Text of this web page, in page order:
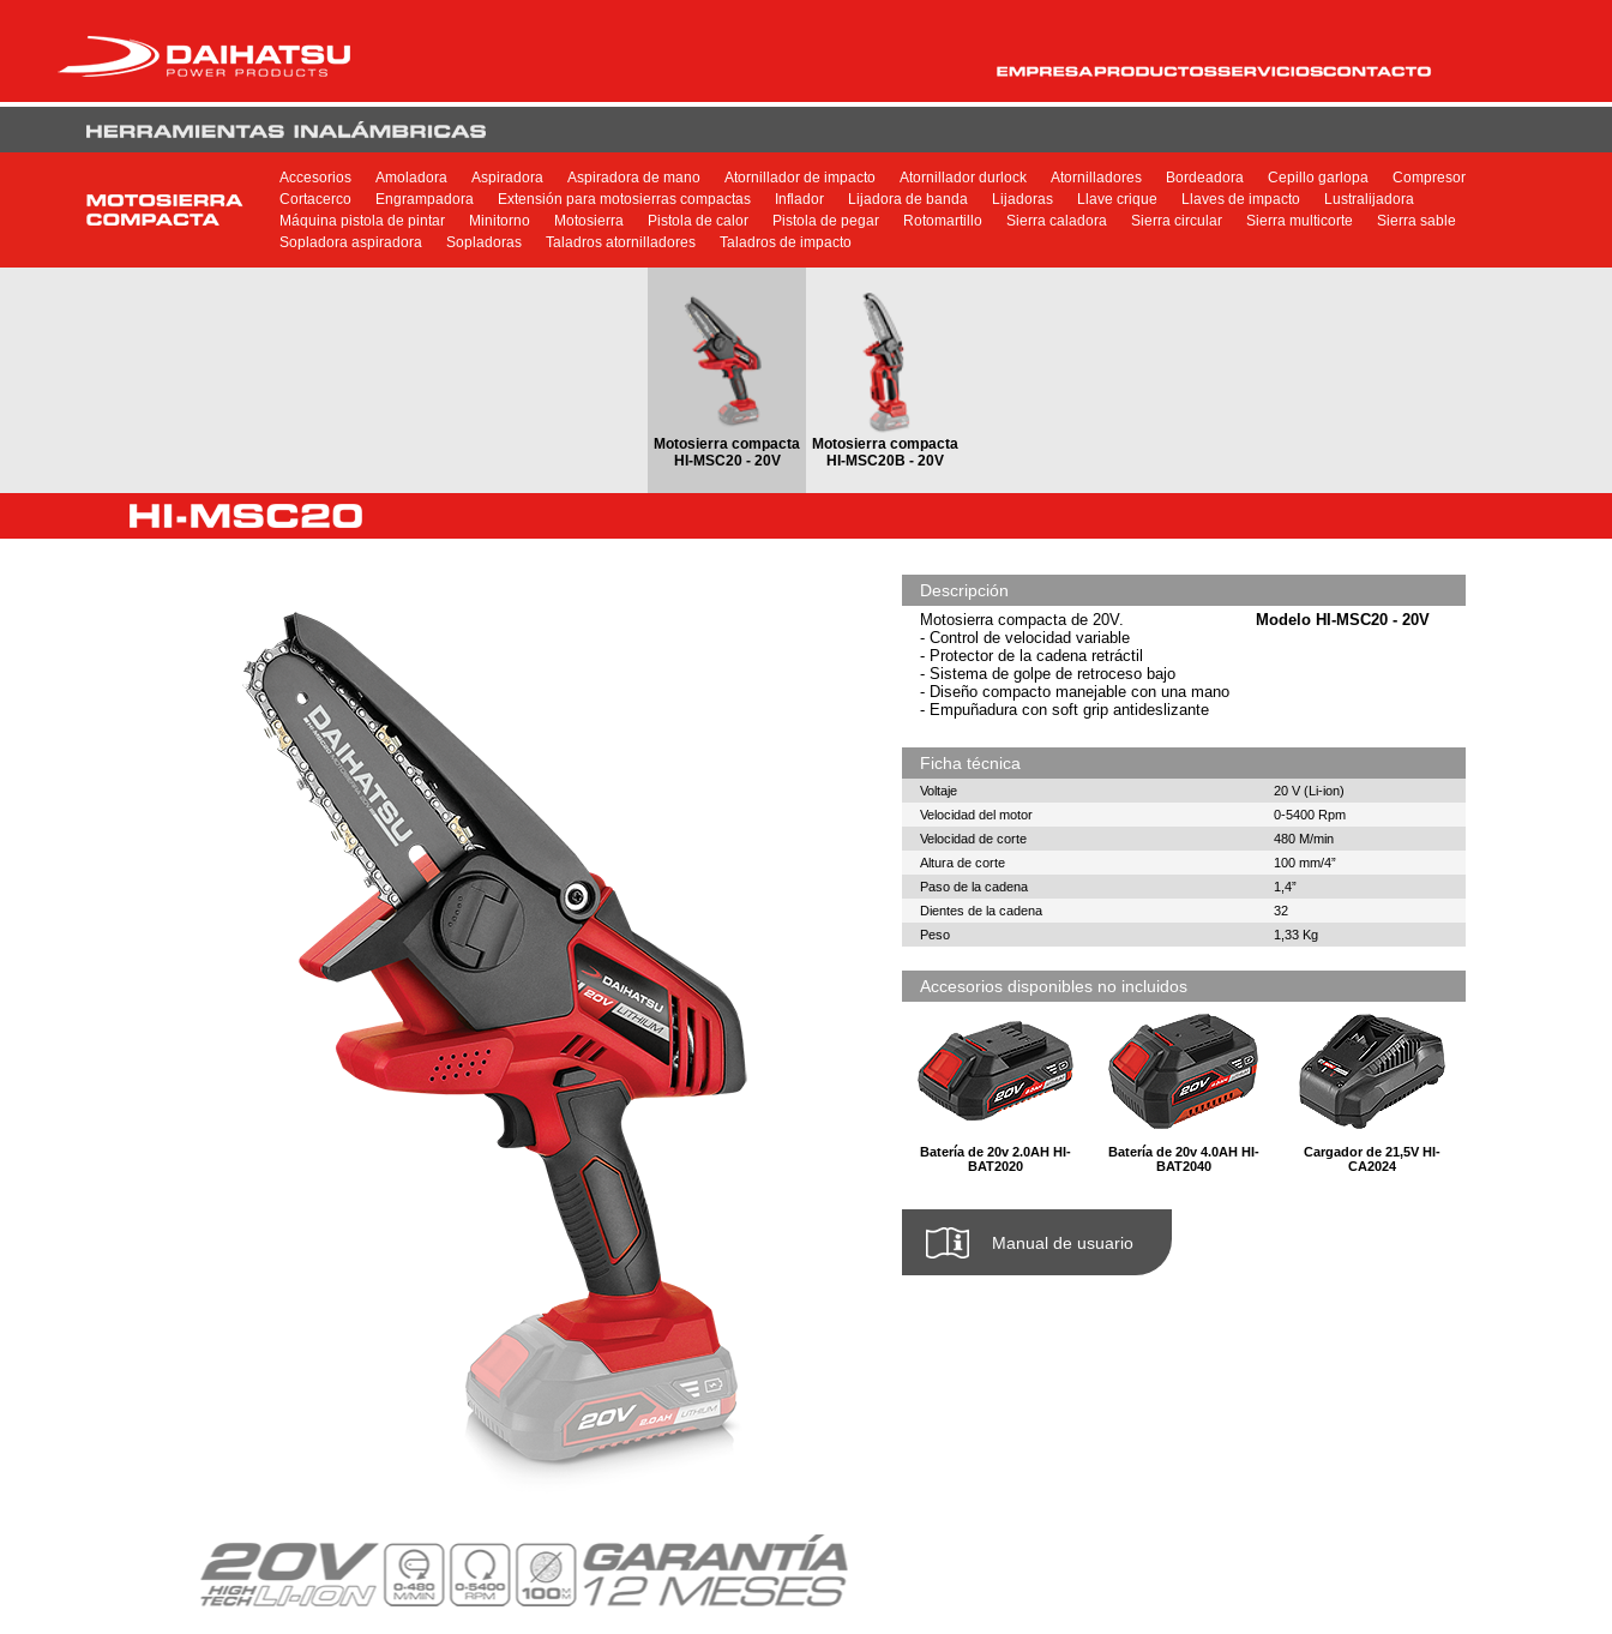
Accesorios Amoladora Aspiradora Aspiradora de mano Atornillador de impacto Atornillador durlock Atornilladores Bordeadora Cepillo garlopa
Compresor
Cortacerco
Engrampadora Extensión para motosierras compactas Inflador Lijadora de banda Lijadoras Llave crique Llaves de impacto
Lustralijadora
Máquina pistola de pintar
Minitorno Motosierra Pistola de calor Pistola de pegar Rotomartillo Sierra caladora Sierra circular Sierra multicorte
Sierra sable
Sopladora aspiradora
Sopladoras Taladros atornilladores Taladros de impacto
Motosierra compacta
HI-MSC20 - 20V
Motosierra compacta
HI-MSC20B - 20V
Descripción
Motosierra compacta de 20V.
- Control de velocidad variable
- Protector de la cadena retráctil
- Sistema de golpe de retroceso bajo
- Diseño compacto manejable con una mano
- Empuñadura con soft grip antideslizante
Modelo HI-MSC20 - 20V
Ficha técnica
Voltaje
20 V (Li-ion)
Velocidad del motor
0-5400 Rpm
Velocidad de corte
480 M/min
Altura de corte
100 mm/4”
Paso de la cadena
1,4”
Dientes de la cadena
32
Peso
1,33 Kg
Accesorios disponibles no incluidos
Batería de 20v 2.0AH HI-
BAT2020
Batería de 20v 4.0AH HI-
BAT2040
Cargador de 21,5V HI-
CA2024
Manual de usuario